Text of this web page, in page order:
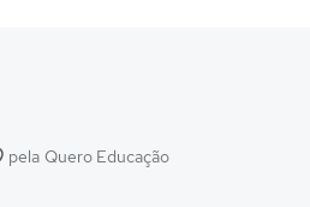
pela Quero Educação